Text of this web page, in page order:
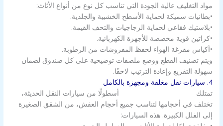
مواد التغليف عالية الجودة التي تناسب كل نوع من أنواع الأثاث:
•بطانيات سميكة لحماية الأسطح الخشبية والجلدية.
•بلاستيك فقاعي لحماية الزجاجيات والتحف القيمة.
•كراتين قوية مخصصة للأجهزة الكهربائية.
•أكياس مفرغة الهواء لحفظ المفروشات من الرطوبة.
ويتم تصنيف القطع ووضع ملصقات توضيحية على كل صندوق لضمان
سهولة التفريغ وإعادة الترتيب لاحقًا.
4. سيارات نقل مغلقة ومجهزة بالكامل
تمتلك
أسطولًا من سيارات النقل الحديثة،
تختلف في أحجامها لتناسب جميع أحجام العفش، من الشقق الصغيرة
إلى الفلل الكبيرة. هذه السيارات: